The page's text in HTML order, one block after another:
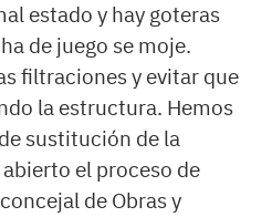
estado y hay goteras
de juego se moje.
filtraciones y evitar que
la estructura. Hemos
sustitución de la
el proceso de
de Obras y